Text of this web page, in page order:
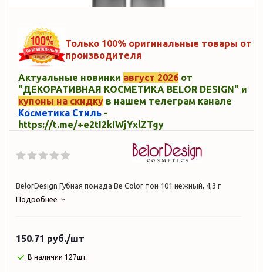
Только 100% оригинальные товары от
производителя
Актуальные новинки август 2026 от
"ДЕКОРАТИВНАЯ КОСМЕТИКА BELOR DESIGN" и
купоны на скидку в нашем телеграм канале
Косметика Стиль -
https://t.me/+e2tI2kIWjYxlZTgy
BelorDesign Губная помада Be Color тон 101 нежный, 4,3 г
Подробнее
150.71 руб./шт
В наличии 127шт.